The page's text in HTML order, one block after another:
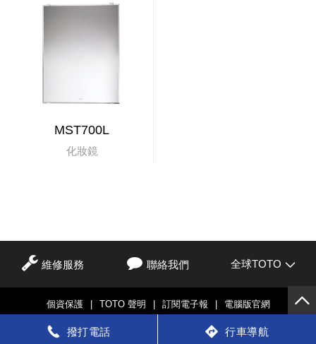
MST700L
化妝鏡
撥打電話 行車導航
維修服務 聯絡我們 全球TOTO
個資保護 | TOTO 聲明 | 訂閱電子報 | 電腦版官網
© TOTO LTD.